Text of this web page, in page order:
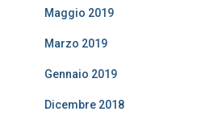
Maggio 2019
Marzo 2019
Gennaio 2019
Dicembre 2018